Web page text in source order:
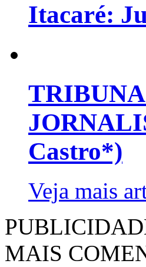
Itacaré:
Castro*)
Veja mais
MAIS